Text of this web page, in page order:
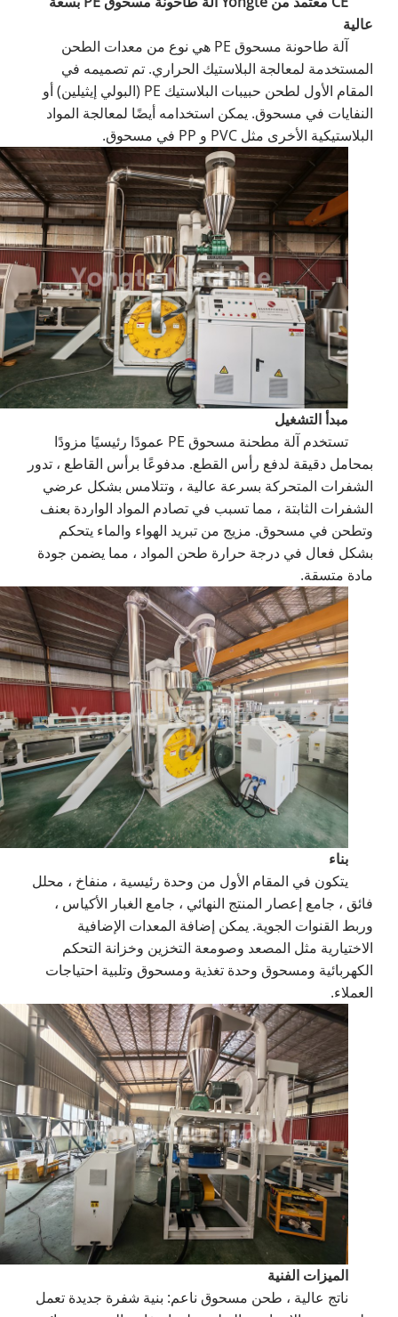
عالية
آلة طاحونة مسحوق PE هي نوع من معدات الطحن
المستخدمة لمعالجة البلاستيك الحراري. تم تصميمه في
المقام الأول لطحن حبيبات البلاستيك PE (البولي إيثيلين) أو
النفايات في مسحوق. يمكن استخدامه أيضًا لمعالجة المواد
البلاستيكية الأخرى مثل PVC و PP في مسحوق.
مبدأ التشغيل
تستخدم آلة مطحنة مسحوق PE عمودًا رئيسيًا مزودًا
بمحامل دقيقة لدفع رأس القطع. مدفوعًا برأس القاطع ، تدور
الشفرات المتحركة بسرعة عالية ، وتتلامس بشكل عرضي
الشفرات الثابتة ، مما تسبب في تصادم المواد الواردة بعنف
وتطحن في مسحوق. مزيج من تبريد الهواء والماء يتحكم
بشكل فعال في درجة حرارة طحن المواد ، مما يضمن جودة
مادة متسقة.
بناء
يتكون في المقام الأول من وحدة رئيسية ، منفاخ ، محلل
فائق ، جامع إعصار المنتج النهائي ، جامع الغبار الأكياس ،
وربط القنوات الجوية. يمكن إضافة المعدات الإضافية
الاختيارية مثل المصعد وصومعة التخزين وخزانة التحكم
الكهربائية ومسحوق وحدة تغذية ومسحوق وتلبية احتياجات
العملاء.
الميزات الفنية
ناتج عالية ، طحن مسحوق ناعم: بنية شفرة جديدة تعمل